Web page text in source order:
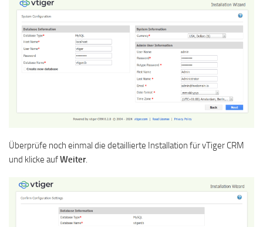
Überprüfe noch einmal die detaillierte Installation für vTiger CRM
und klicke aufWeiter.